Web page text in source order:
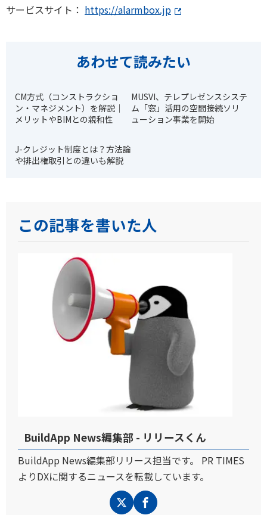
サービスサイト： https://alarmbox.jp
あわせて読みたい
CM方式（コンストラクショ
ン・マネジメント）を解説｜
メリットやBIMとの親和性
MUSVI、テレプレゼンスシステ
ム「窓」活用の空間接続ソリ
ューション事業を開始
J-クレジット制度とは？方法論
や排出権取引との違いも解説
この記事を書いた人
BuildApp News編集部 - リリースくん
BuildApp News編集部リリース担当です。 PR TIMES
よりDXに関するニュースを転載しています。